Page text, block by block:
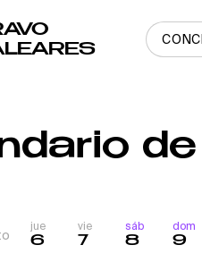
jue
6
vie
7
sáb
8
dom
9